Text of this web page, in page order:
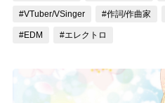
お問い合わせ
記事リクエスト
#VTuber/VSinger #作詞/作曲家
#EDM #エレクトロ